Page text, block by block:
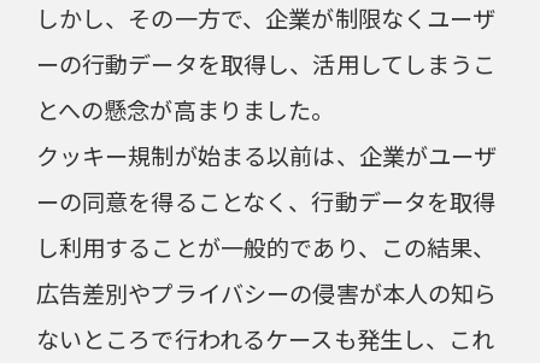
しかし、その一方で、企業が制限なくユーザ
ーの行動データを取得し、活用してしまうこ
とへの懸念が高まりました。
クッキー規制が始まる以前は、企業がユーザ
ーの同意を得ることなく、行動データを取得
し利用することが一般的であり、この結果、
広告差別やプライバシーの侵害が本人の知ら
ないところで行われるケースも発生し、これ